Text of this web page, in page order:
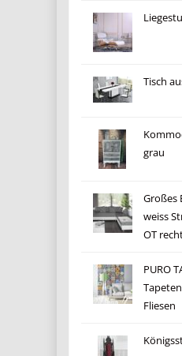
Tisch
grau
Großes
weiss
OT
PURO
Fliesen